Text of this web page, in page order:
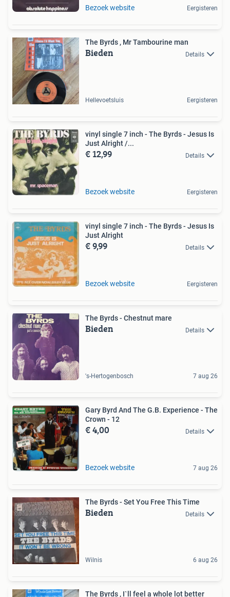
Bezoek website Eergisteren
The Byrds , Mr Tambourine man
Bieden Details
Hellevoetsluis Eergisteren
vinyl single 7 inch - The Byrds - Jesus Is
Just Alright /...
€ 12,99 Details
Bezoek website Eergisteren
vinyl single 7 inch - The Byrds - Jesus Is
Just Alright
€ 9,99 Details
Bezoek website Eergisteren
The Byrds - Chestnut mare
Bieden Details
's-Hertogenbosch 7 aug 26
Gary Byrd And The G.B. Experience - The
Crown - 12
€ 4,00 Details
Bezoek website 7 aug 26
The Byrds - Set You Free This Time
Bieden Details
Wilnis 6 aug 26
The Byrds , I`ll feel a whole lot better